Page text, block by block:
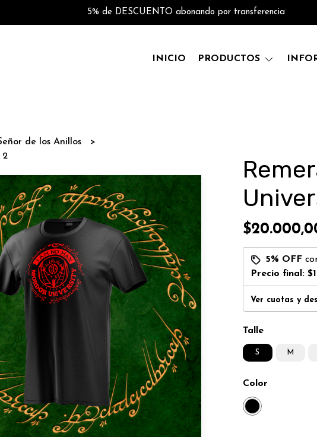
5% de DESCUENTO abonando por transferencia
INICIO PRODUCTOS
de los Anillos
2
5% OFF
Precio final:
Ver cuotas y
Talle
S M
Color